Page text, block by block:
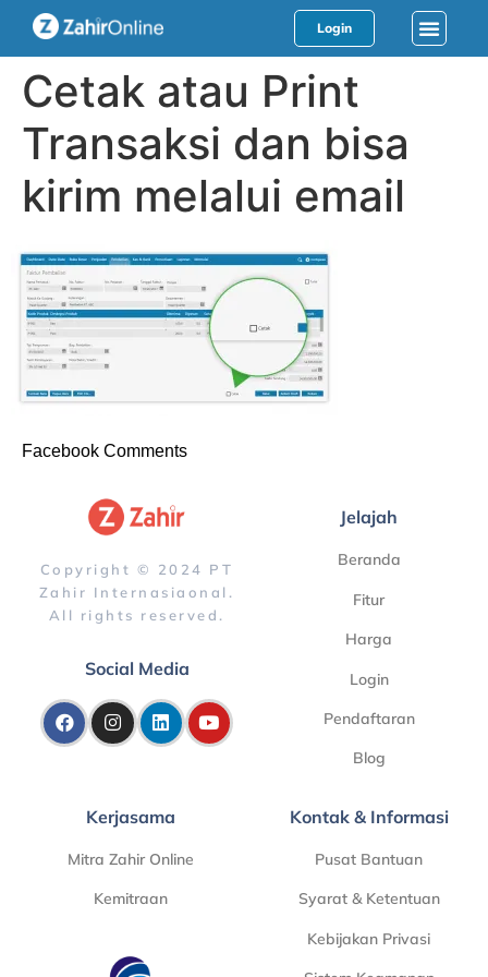
Login
Cetak atau Print
Transaksi dan bisa
kirim melalui email
Facebook Comments
Copyright © 2024 PT
Zahir Internasiaonal.
All rights reserved.
Social Media
Jelajah
Beranda
Fitur
Harga
Login
Pendaftaran
Blog
Kerjasama
Mitra Zahir Online
Kemitraan
Kontak & Informasi
Pusat Bantuan
Syarat & Ketentuan
Kebijakan Privasi